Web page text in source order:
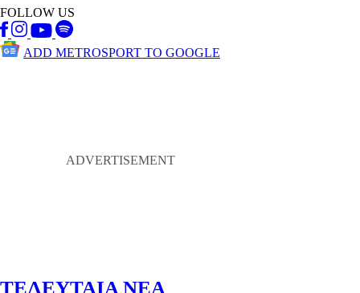
FOLLOW US
ADD METROSPORT TO GOOGLE
ΤΕΛΕΥΤΑΙΑ ΝΕΑ